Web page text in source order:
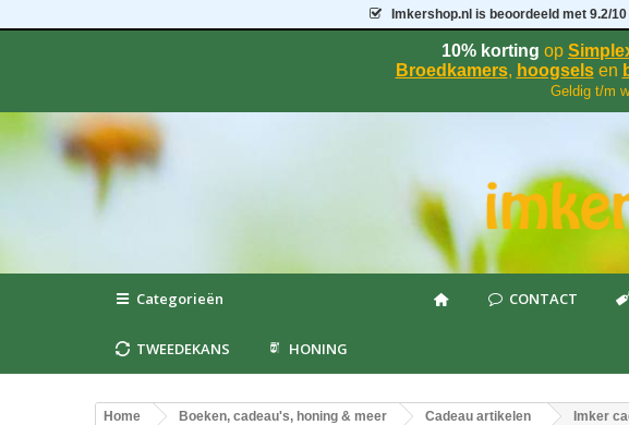
Imkershop.nl is beoordeeld met 9.2/10
10% korting op
Broedkamers, hoogselsen
Geldig t/m
Categorieën CONTACT
TWEEDEKANS HONING
Home Boeken, cadeau's, honing & meer Cadeau artikelen Imker